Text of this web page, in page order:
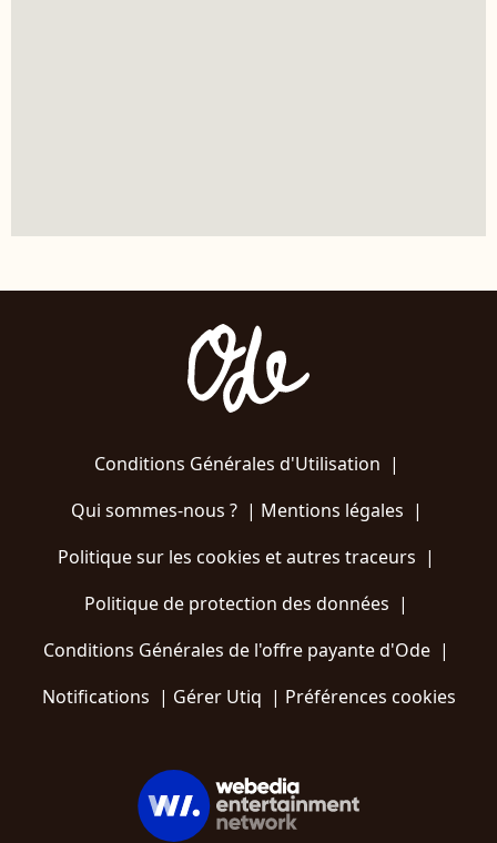
Conditions Générales d'Utilisation |
Qui sommes-nous ?| Mentions légales |
Politique sur les cookies et autres traceurs |
Politique de protection des données |
Conditions Générales de l'offre payante d'Ode |
Notifications | Gérer Utiq | Préférences cookies